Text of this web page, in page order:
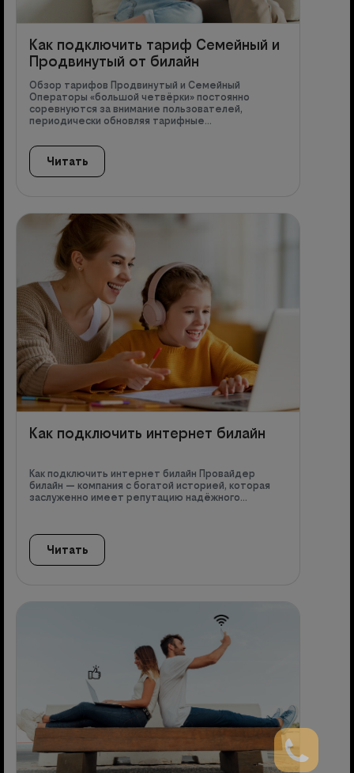
Как подключить тариф Семейный и
Продвинутый от билайн
Обзор тарифов Продвинутый и Семейный
Операторы «большой четвёрки» постоянно
соревнуются за внимание пользователей,
периодически обновляя тарифные…
Читать
Как подключить интернет билайн
Как подключить интернет билайн Провайдер
билайн — компания с богатой историей, которая
заслуженно имеет репутацию надёжного…
Читать